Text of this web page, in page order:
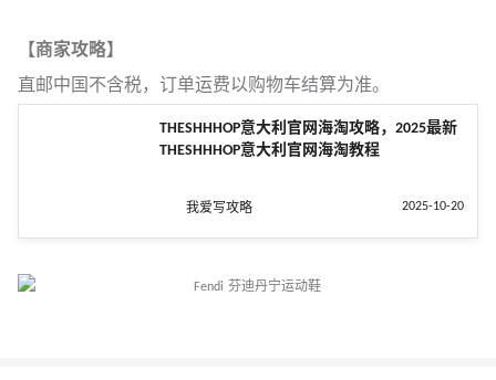
【商家攻略】
直邮中国不含税，订单运费以购物车结算为准。
THESHHHOP意大利官网海淘攻略，2025最新
THESHHHOP意大利官网海淘教程
我爱写攻略 2025-10-20